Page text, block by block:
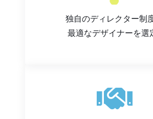
独自のディレクター制
最適なデザイナーを選